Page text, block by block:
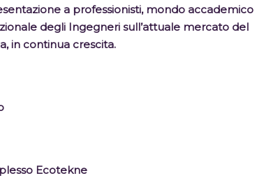
a professionisti, mondo
degli Ingegneri sull’attuale mercato del
in continua crescita.
Ecotekne